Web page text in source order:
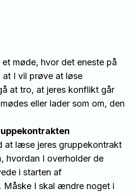
møde, hvor det eneste på
at I vil prøve at løse
at tro, at jeres konflikt går
eller lader som om, den
at læse jeres gruppekontrakt
hvordan I overholder de
i starten af
Måske I skal ændre noget i